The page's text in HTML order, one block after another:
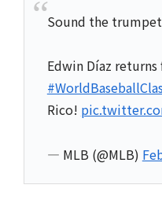
Sound the
Edwin Díaz
Rico!
— MLB (@MLB)